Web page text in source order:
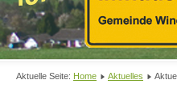
Aktuelle Seite: Home Aktuelles